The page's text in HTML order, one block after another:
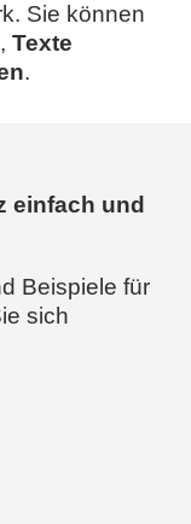
Sie können
Texte
.
einfach und
Beispiele für
sich